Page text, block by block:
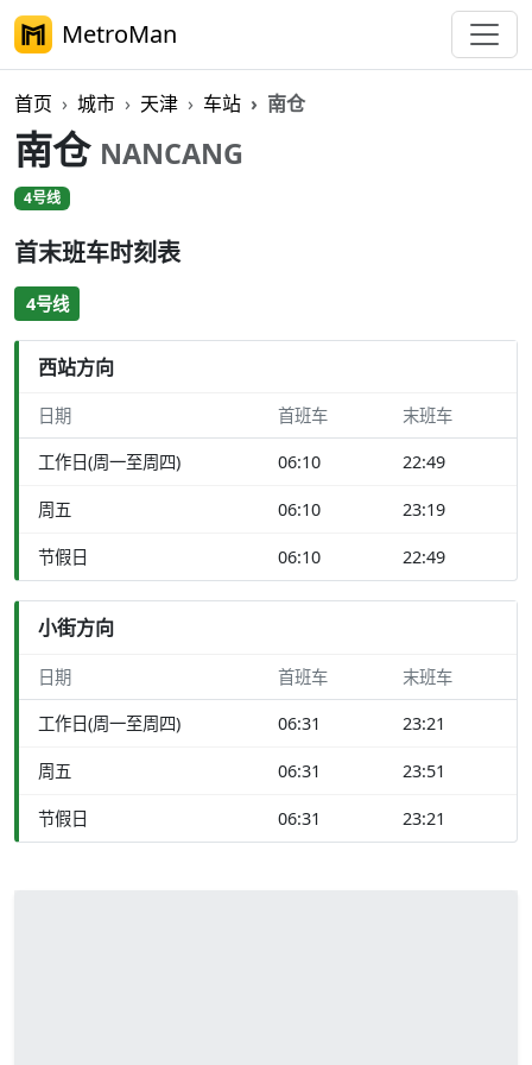
MetroMan
首页 城市 天津 车站 南仓
南仓 NANCANG
4号线
首末班车时刻表
4号线
西站方向
日期 首班车 末班车
工作日(周一至周四) 06:10 22:49
周五 06:10 23:19
节假日 06:10 22:49
小街方向
日期 首班车 末班车
工作日(周一至周四) 06:31 23:21
周五 06:31 23:51
节假日 06:31 23:21